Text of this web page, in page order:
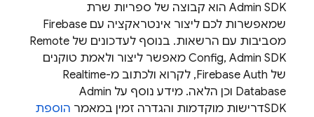
Admin SDK הוא קבוצה של ספריות שרת
שמאפשרות לכם ליצור אינטראקציה עם Firebase
מסביבות עם הרשאות. בנוסף לעדכונים של Remote
Config, Admin SDK
מאפשר ליצור ולאמת טוקנים
של Firebase Auth, לקרוא ולכתוב מ-
Realtime
Database וכן הלאה. מידע נוסף על Admin
SDKדרישות מוקדמות והגדרה זמין במאמר הוספת